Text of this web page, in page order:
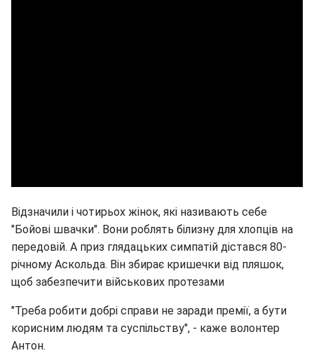
Відзначили і чотирьох жінок, які називають себе
"Бойові швачки". Вони роблять білизну для хлопців на
передовій. А приз глядацьких симпатій дістався 80-
річному Аскольда. Він збирає кришечки від пляшок,
щоб забезпечити військових протезами
"Треба робити добрі справи не заради премії, а бути
корисним людям та суспільству", - каже волонтер
Антон.